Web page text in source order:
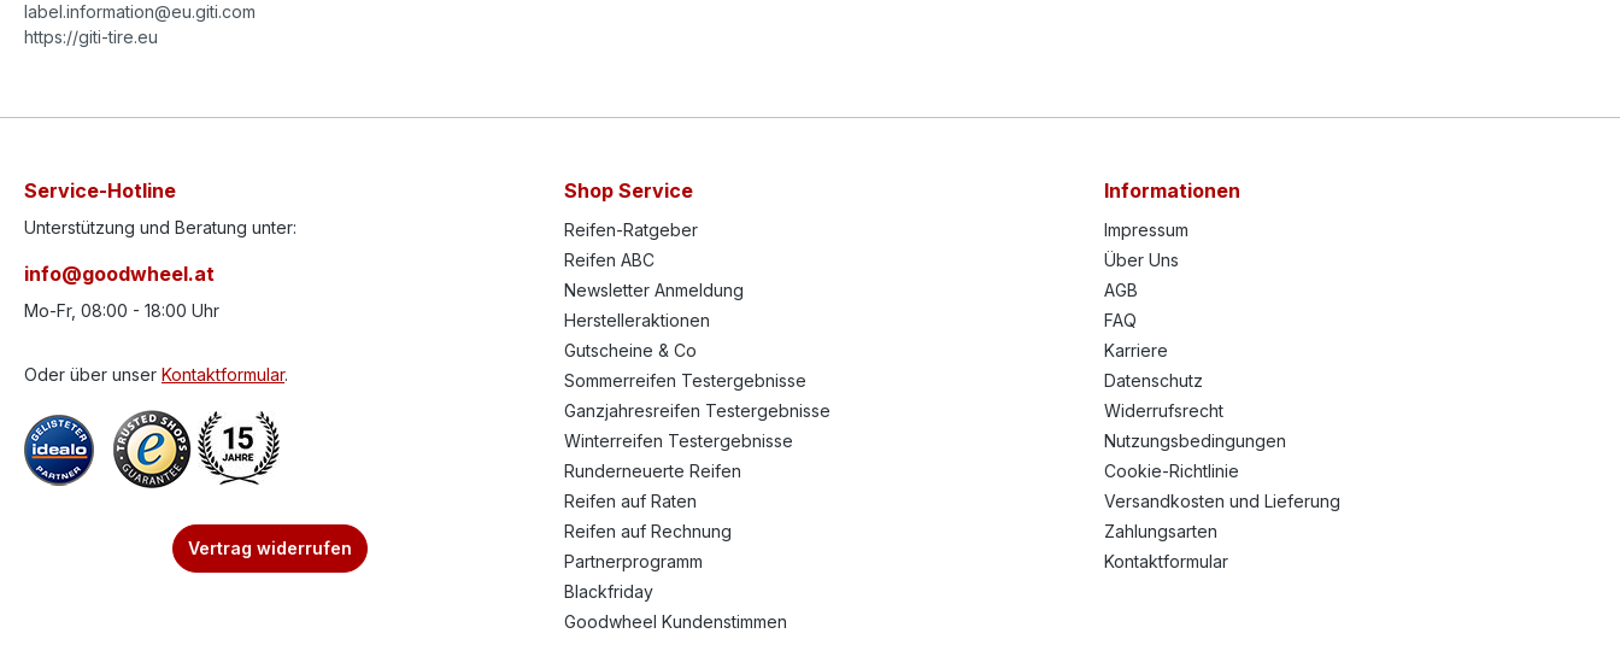
label.information@eu.giti.com
https://giti-tire.eu
Service-Hotline
Unterstützung und Beratung unter:
info@goodwheel.at
Mo-Fr, 08:00 - 18:00 Uhr
Oder über unser Kontaktformular.
Vertrag widerrufen
Shop Service
Reifen-Ratgeber
Reifen ABC
Newsletter Anmeldung
Herstelleraktionen
Gutscheine & Co
Sommerreifen Testergebnisse
Ganzjahresreifen Testergebnisse
Winterreifen Testergebnisse
Runderneuerte Reifen
Reifen auf Raten
Reifen auf Rechnung
Partnerprogramm
Blackfriday
Goodwheel Kundenstimmen
Informationen
Impressum
Über Uns
AGB
FAQ
Karriere
Datenschutz
Widerrufsrecht
Nutzungsbedingungen
Cookie-Richtlinie
Versandkosten und Lieferung
Zahlungsarten
Kontaktformular